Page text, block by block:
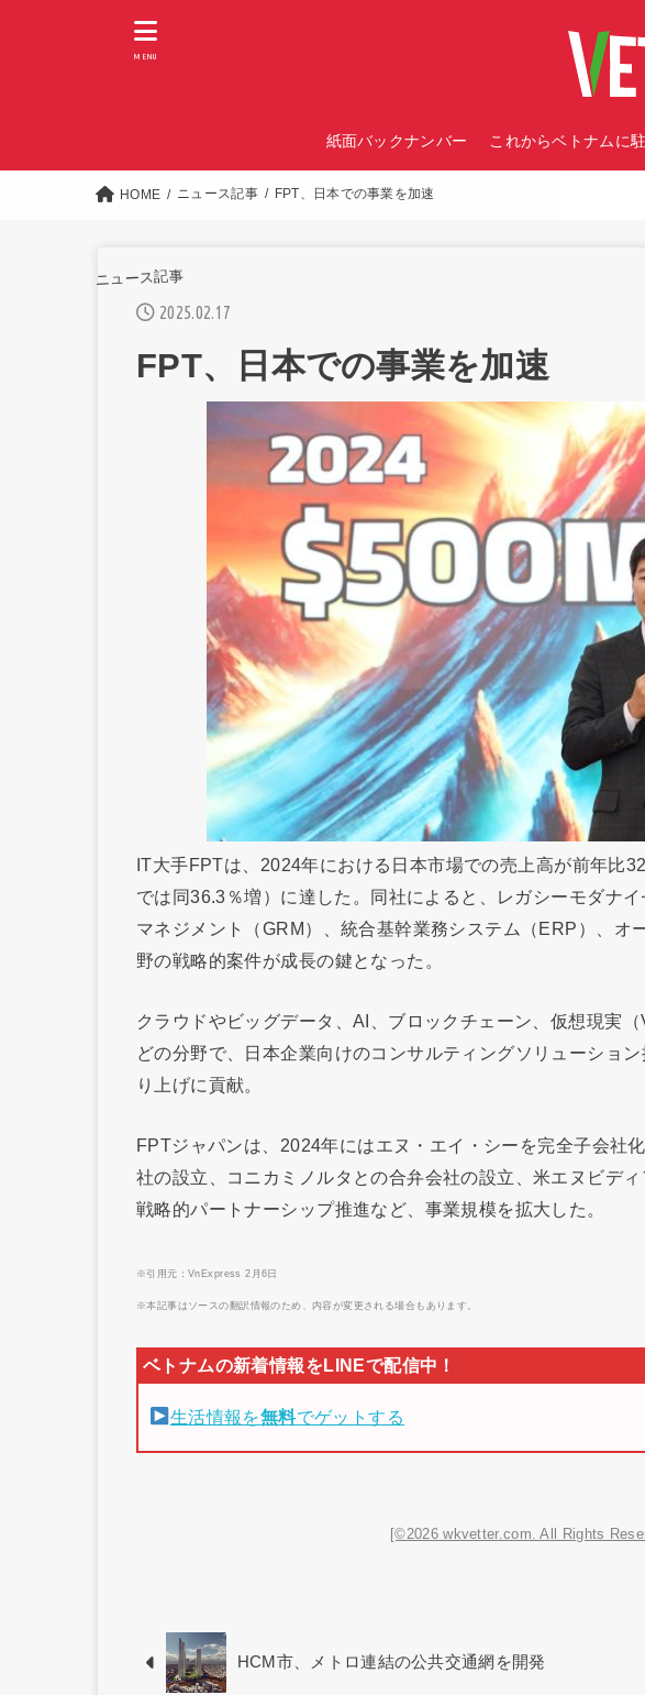
紙面バックナンバー これからベトナムに
MENU
HOME ニュース記事 FPT、日本での事業を加速
ニュース記事
2025.02.17
FPT、日本での事業を加速
IT大手FPTは、2024年における日本市場での売上高が前年比
では同36.3％増）に達した。同社によると、レガシーモダナ
マネジメント（GRM）、統合基幹業務システム（ERP）、オ
野の戦略的案件が成長の鍵となった。
クラウドやビッグデータ、AI、ブロックチェーン、仮想現実
どの分野で、日本企業向けのコンサルティングソリューショ
り上げに貢献。
FPTジャパンは、2024年にはエヌ・エイ・シーを完全子会社
社の設立、コニカミノルタとの合弁会社の設立、米エヌビデ
戦略的パートナーシップ推進など、事業規模を拡大した。
※引用元：VnExpress 2月6日
※本記事はソースの翻訳情報のため、内容が変更される場合もあります。
生活情報を無料でゲットする
[©2026 wkvetter.com. All Rights
HCM市、メトロ連結の公共交通網を開発